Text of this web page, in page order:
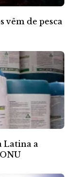
vêm de pesca
Latina a